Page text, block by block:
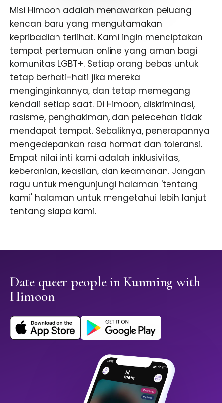
Misi Himoon adalah menawarkan peluang
kencan baru yang mengutamakan
kepribadian terlihat. Kami ingin menciptakan
tempat pertemuan online yang aman bagi
komunitas LGBT+. Setiap orang bebas untuk
tetap berhati-hati jika mereka
menginginkannya, dan tetap memegang
kendali setiap saat. Di Himoon, diskriminasi,
rasisme, penghakiman, dan pelecehan tidak
mendapat tempat. Sebaliknya, penerapannya
mengedepankan rasa hormat dan toleransi.
Empat nilai inti kami adalah inklusivitas,
keberanian, keaslian, dan keamanan. Jangan
ragu untuk mengunjungi halaman 'tentang
kami' halaman untuk mengetahui lebih lanjut
tentang siapa kami.
Date queer people in Kunming with
Himoon